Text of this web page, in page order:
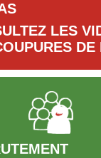
LES
DE